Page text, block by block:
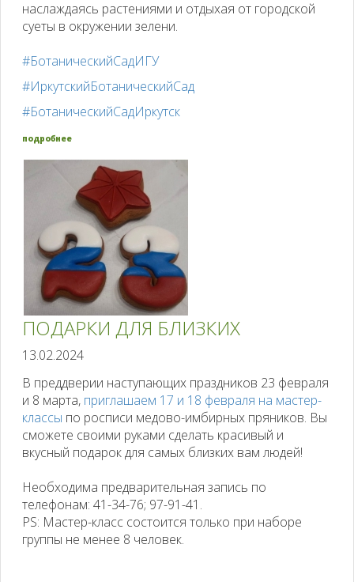
наслаждаясь растениями и отдыхая от городской
суеты в окружении зелени.
#БотаническийСадИГУ
#ИркутскийБотаническийСад
#БотаническийСадИркутск
подробнее
ПОДАРКИ ДЛЯ БЛИЗКИХ
13.02.2024
В преддверии наступающих праздников 23 февраля
и 8 марта, приглашаем 17 и 18 февраля на мастер-
классы по росписи медово-имбирных пряников. Вы
сможете своими руками сделать красивый и
вкусный подарок для самых близких вам людей!
Необходима предварительная запись по
телефонам: 41-34-76; 97-91-41.
PS: Мастер-класс состоится только при наборе
группы не менее 8 человек.